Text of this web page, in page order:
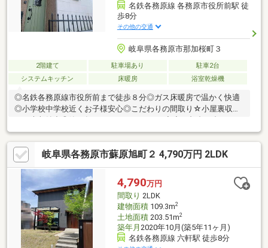
名鉄各務原線 各務原市役所前駅 徒
歩8分
その他の交通
岐阜県各務原市那加桜町３
2階建て 駐車場あり
駐車2台
システムキッチン
床暖房 浴室乾燥機
◎名鉄各務原線市役所前まで徒歩８分◎ガス床暖房で温かく快適
◎小学校中学校近くお子様安心◎こだわりの間取り☆小屋裏収納
案内いたします。お気軽にお問い合わせください◆◆
岐阜県各務原市蘇原旭町２ 4,790万円 2LDK
4,790万円
間取り 2LDK
建物面積109.3m2
土地面積203.51m2
築年月 2020年10月(築5年11ヶ月)
名鉄各務原線 六軒駅 徒歩8分